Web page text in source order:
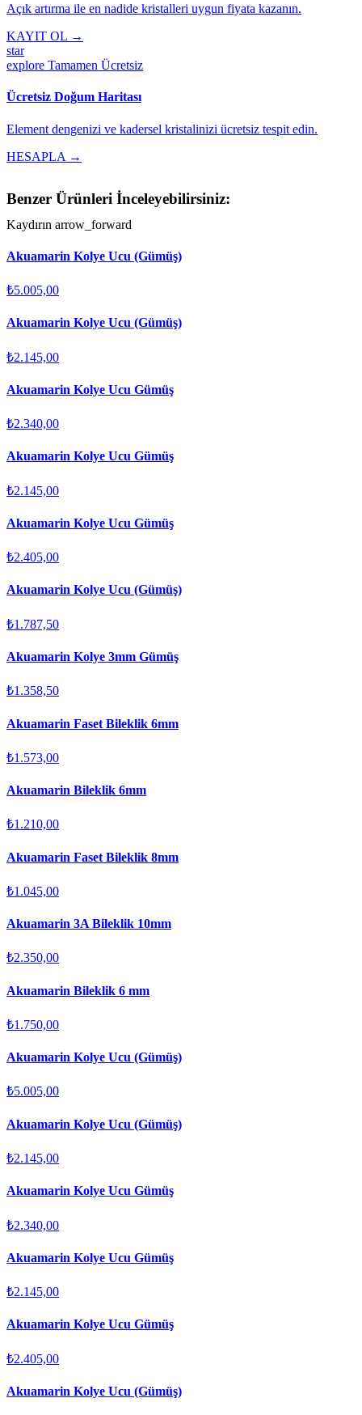
Açık artırma ile en nadide kristalleri uygun fiyata kazanın.
KAYIT OL →
star
explore Tamamen Ücretsiz
Ücretsiz Doğum Haritası
Element dengenizi ve kadersel kristalinizi ücretsiz tespit edin.
HESAPLA →
Benzer Ürünleri İnceleyebilirsiniz:
Kaydırın arrow_forward
Akuamarin Kolye Ucu (Gümüş)
₺5.005,00
Akuamarin Kolye Ucu (Gümüş)
₺2.145,00
Akuamarin Kolye Ucu Gümüş
₺2.340,00
Akuamarin Kolye Ucu Gümüş
₺2.145,00
Akuamarin Kolye Ucu Gümüş
₺2.405,00
Akuamarin Kolye Ucu (Gümüş)
₺1.787,50
Akuamarin Kolye 3mm Gümüş
₺1.358,50
Akuamarin Faset Bileklik 6mm
₺1.573,00
Akuamarin Bileklik 6mm
₺1.210,00
Akuamarin Faset Bileklik 8mm
₺1.045,00
Akuamarin 3A Bileklik 10mm
₺2.350,00
Akuamarin Bileklik 6 mm
₺1.750,00
Akuamarin Kolye Ucu (Gümüş)
₺5.005,00
Akuamarin Kolye Ucu (Gümüş)
₺2.145,00
Akuamarin Kolye Ucu Gümüş
₺2.340,00
Akuamarin Kolye Ucu Gümüş
₺2.145,00
Akuamarin Kolye Ucu Gümüş
₺2.405,00
Akuamarin Kolye Ucu (Gümüş)